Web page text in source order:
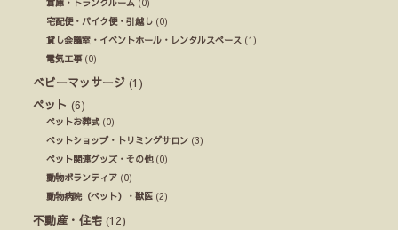
倉庫・トランクルーム (0)
宅配便・バイク便・引越し (0)
貸し会議室・イベントホール・レンタルスペース (1)
電気工事(0)
ベビーマッサージ (1)
ペット (6)
ペットお葬式(0)
ペットショップ・トリミングサロン (3)
ペット関連グッズ・その他(0)
動物ボランティア (0)
動物病院（ペット）・獣医 (2)
不動産・住宅 (12)